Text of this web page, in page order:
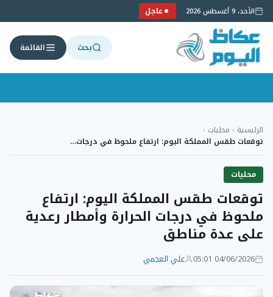
الأحد، 9 أغسطس 2026 عاجل
بحث القائمة
إلى
المحتوى
الرئيسية › محليات ›
توقعات طقس المملكة اليوم: ارتفاع ملحوظ في درجات…
محليات
توقعات طقس المملكة اليوم: ارتفاع
ملحوظ في درجات الحرارة وأمطار رعدية
على عدة مناطق
04/06/2026 05:01 علي العجمي